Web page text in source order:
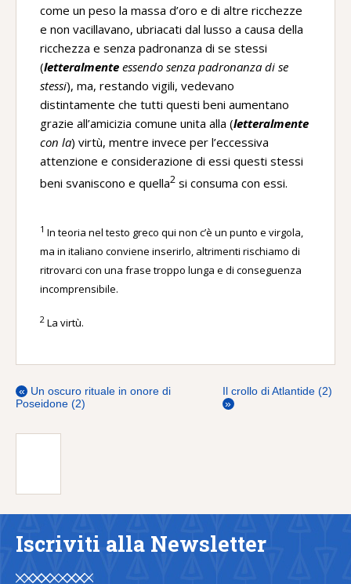
come un peso la massa d’oro e di altre ricchezze
e non vacillavano, ubriacati dal lusso a causa della
ricchezza e senza padronanza di se stessi
(letteralmente essendo senza padronanza di se
stessi), ma, restando vigili, vedevano
distintamente che tutti questi beni aumentano
grazie all’amicizia comune unita alla (letteralmente
con la) virtù, mentre invece per l’eccessiva
attenzione e considerazione di essi questi stessi
beni svaniscono e quella2 si consuma con essi.
1 In teoria nel testo greco qui non c’è un punto e virgola,
ma in italiano conviene inserirlo, altrimenti rischiamo di
ritrovarci con una frase troppo lunga e di conseguenza
incomprensibile.
2 La virtù.
« Un oscuro rituale in onore di
Poseidone (2)
Il crollo di Atlantide (2)
»
Iscriviti alla Newsletter